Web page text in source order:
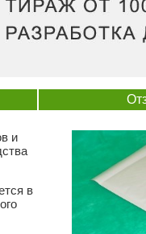
и
в